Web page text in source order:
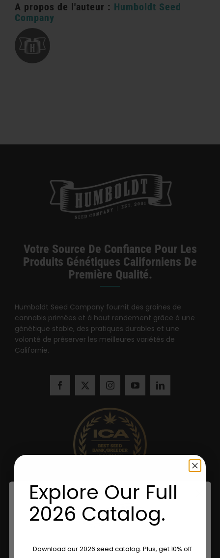
A propos de l'auteur : Humboldt Seed
Company
Votre Source De Confiance Pour Les
Produits Génétiques Californiens De
Première Qualité.
Humboldt Seed Company fournit des graines de
cannabis primées et à haut rendement grâce à une
génétique stable, des pratiques durables et une
volonté de préserver les meilleures variétés de
Californie.
Are You Aged 18 Or Over?
Explore Our Full
2026 Catalog.
Download our 2026 seed catalog. Plus, get 10% off